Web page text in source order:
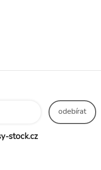
odebírat
stock.cz